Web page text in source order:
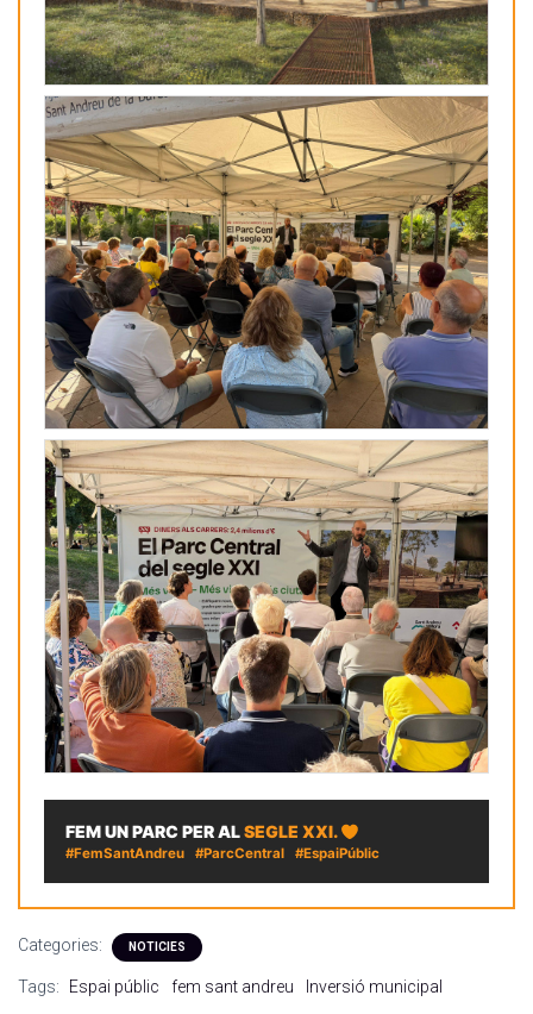
FEM UN PARC PER ALSEGLE XXI.
#FemSantAndreu #ParcCentral #EspaiPúblic
Categories: NOTICIES
Tags: Espai públic fem sant andreu
Inversió municipal